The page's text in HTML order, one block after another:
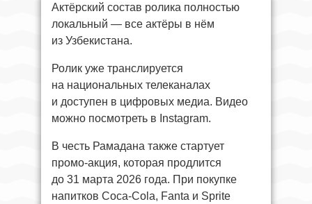
Актёрский состав ролика полностью
локальный — все актёры в нём
из Узбекистана.
Ролик уже транслируется
на национальных телеканалах
и доступен в цифровых медиа. Видео
можно посмотреть в Instagram.
В честь Рамадана также стартует
промо-акция, которая продлится
до 31 марта 2026 года. При покупке
напитков Coca-Cola, Fanta и Sprite